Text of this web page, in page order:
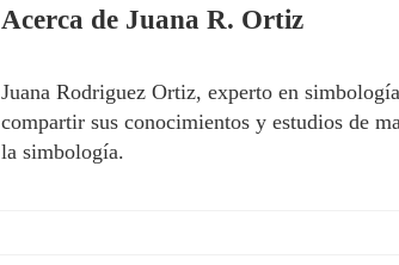
Acerca de Juana R. Ortiz
Juana Rodriguez Ortiz, experto en
compartir sus conocimientos y estudios de
la simbología.